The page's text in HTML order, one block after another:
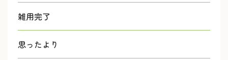
雑用完了
思ったより